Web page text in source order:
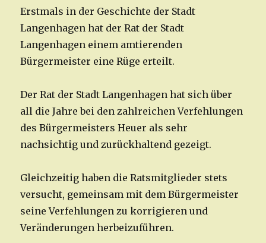
Erstmals in der Geschichte der Stadt
Langenhagen hat der Rat der Stadt
Langenhagen einem amtierenden
Bürgermeister eine Rüge erteilt.
Der Rat der Stadt Langenhagen hat sich über
all die Jahre bei den zahlreichen Verfehlungen
des Bürgermeisters Heuer als sehr
nachsichtig und zurückhaltend gezeigt.
Gleichzeitig haben die Ratsmitglieder stets
versucht, gemeinsam mit dem Bürgermeister
seine Verfehlungen zu korrigieren und
Veränderungen herbeizuführen.